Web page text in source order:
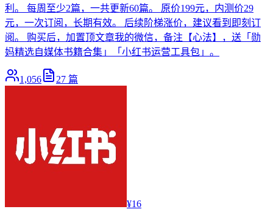
利。 每周至少2篇，一共更新60篇。 原价199元，内测价29
元，一次订阅，长期有效。 后续阶梯涨价，建议看到即刻订
阅。 购买后，加置顶文章我的微信，备注【心法】，送「勋
妈精选自媒体书籍合集」「小红书运营工具包」。
1,056 27 篇
¥16